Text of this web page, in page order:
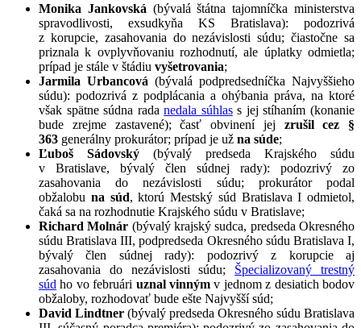
Monika Jankovská (bývalá štátna tajomníčka ministerstva
spravodlivosti, exsudkyňa KS Bratislava): podozrivá
z korupcie, zasahovania do nezávislosti súdu; čiastočne sa
priznala k ovplyvňovaniu rozhodnutí, ale úplatky odmietla;
prípad je stále v štádiu vyšetrovania;
Jarmila Urbancová (bývalá podpredsedníčka Najvyššieho
súdu): podozrivá z podplácania a ohýbania práva, na ktoré
však spätne súdna radanedala súhlass jej stíhaním (konanie
bude zrejme zastavené); časť obvinení jej zrušil cez §
363 generálny prokurátor; prípad je už na súde;
Ľuboš Sádovský (bývalý predseda Krajského súdu
v Bratislave, bývalý člen súdnej rady): podozrivý zo
zasahovania do nezávislosti súdu; prokurátor podal
obžalobu na súd, ktorú Mestský súd Bratislava I odmietol,
čaká sa na rozhodnutie Krajského súdu v Bratislave;
Richard Molnár (bývalý krajský sudca, predseda Okresného
súdu Bratislava III, podpredseda Okresného súdu Bratislava I,
bývalý člen súdnej rady): podozrivý z korupcie aj
zasahovania do nezávislosti súdu; Špecializovaný trestný
súd ho vo februári uznal vinným v jednom z desiatich bodov
obžaloby, rozhodovať bude ešte Najvyšší súd;
David Lindtner (bývalý predseda Okresného súdu Bratislava